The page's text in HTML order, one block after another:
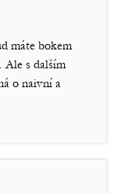
máte bokem
Ale s dalším
o naivní a